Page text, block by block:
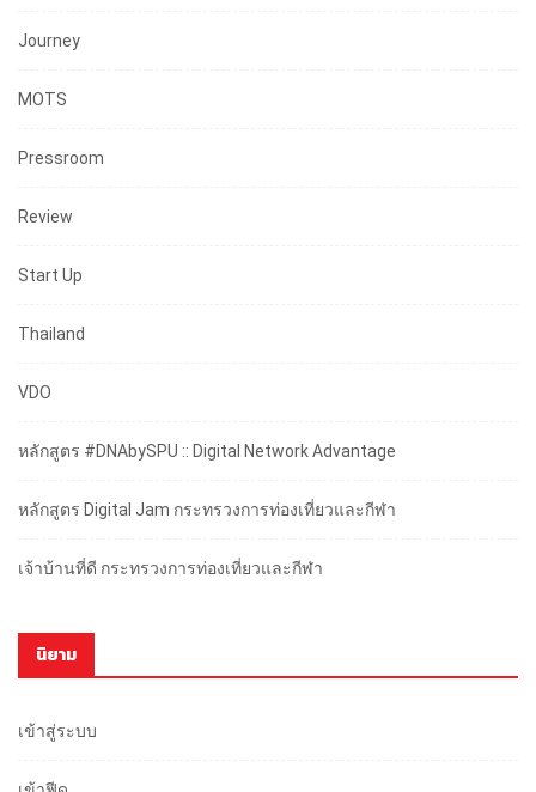
Journey
MOTS
Pressroom
Review
Start Up
Thailand
VDO
หลักสูตร #DNAbySPU :: Digital Network Advantage
หลักสูตร Digital Jam กระทรวงการท่องเที่ยวและกีฬา
เจ้าบ้านที่ดี กระทรวงการท่องเที่ยวและกีฬา
นิยาม
เข้าสู่ระบบ